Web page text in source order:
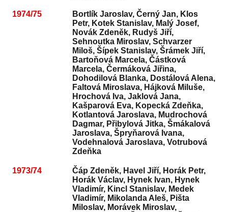
1974/75
Bortlík Jaroslav, Černý Jan, Klos
Petr, Kotek Stanislav, Malý Josef,
Novák Zdeněk, Rudyš Jiří,
Sehnoutka Miroslav, Schvarzer
Miloš, Šípek Stanislav, Šrámek Jiří,
Bartoňová Marcela, Částková
Marcela, Čermáková Jiřina,
Dohodilová Blanka, Dostálová Alena,
Faltová Miroslava, Hájková Miluše,
Hrochová Iva, Jaklová Jana,
Kašparová Eva, Kopecká Zdeňka,
Kotlantová Jaroslava, Mudrochová
Dagmar, Přibylová Jitka, Šmákalová
Jaroslava, Špryňarová Ivana,
Vodehnalová Jaroslava, Votrubová
Zdeňka
1973/74
Čáp Zdeněk, Havel Jiří, Horák Petr,
Horák Václav, Hynek Ivan, Hynek
Vladimír, Kincl Stanislav, Medek
Vladimír, Mikolanda Aleš, Pišta
Miloslav, Morávek Miroslav,